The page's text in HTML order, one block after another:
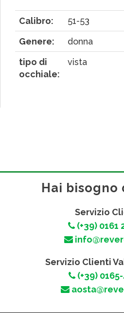
Calibro:
51-53
Genere:
donna
tipo di
occhiale:
vista
Hai bisogno
Servizio
(+39) 0161
Servizio Clienti
(+39)